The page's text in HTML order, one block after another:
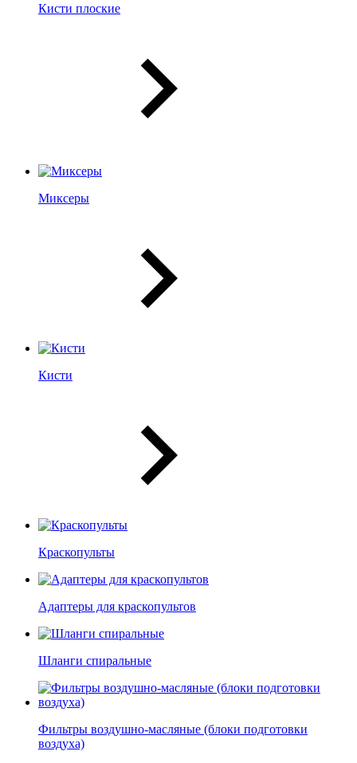
Кисти плоские
Миксеры
Кисти
Краскопульты
Адаптеры для краскопультов
Шланги спиральные
Фильтры воздушно-масляные (блоки подготовки
воздуха)